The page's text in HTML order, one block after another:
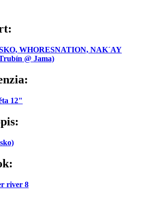
WHORESNATION, NAK´AY
@ Jama)
12"
river 8